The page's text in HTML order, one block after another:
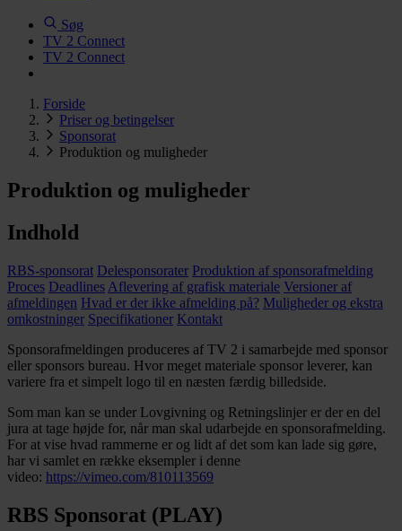
Søg
TV 2 Connect
TV 2 Connect
Forside
Priser og betingelser
Sponsorat
Produktion og muligheder
Produktion og muligheder
Indhold
RBS-sponsorat Delesponsorater Produktion af sponsorafmelding
Proces Deadlines Aflevering af grafisk materiale Versioner af
afmeldingen Hvad er der ikke afmelding på? Muligheder og ekstra
omkostninger Specifikationer Kontakt
Sponsorafmeldingen produceres af TV 2 i samarbejde med sponsor
eller sponsors bureau. Hvor meget materiale sponsor leverer, kan
variere fra et simpelt logo til en næsten færdig billedside.
Som man kan se under Lovgivning og Retningslinjer er der en del
jura at tage højde for, når man skal udarbejde en sponsorafmelding.
For at vise hvad rammerne er og lidt af det som kan lade sig gøre,
har vi samlet en række eksempler i denne
video: https://vimeo.com/810113569
RBS Sponsorat (PLAY)